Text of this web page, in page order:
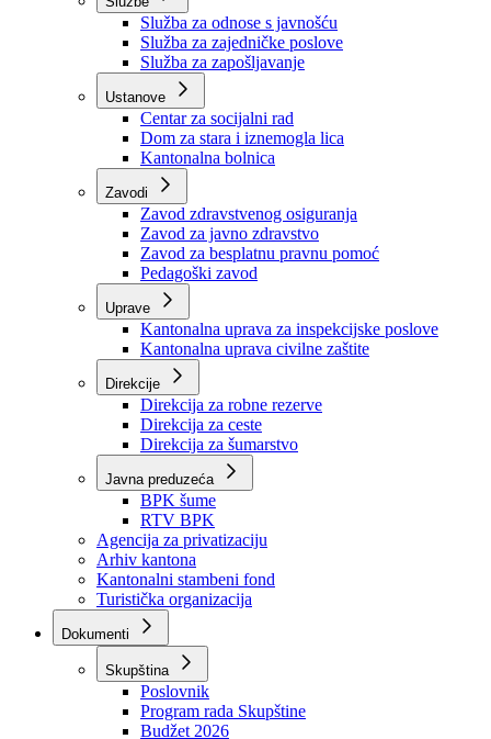
Organizacije
Službe
Služba za odnose s javnošću
Služba za zajedničke poslove
Služba za zapošljavanje
Ustanove
Centar za socijalni rad
Dom za stara i iznemogla lica
Kantonalna bolnica
Zavodi
Zavod zdravstvenog osiguranja
Zavod za javno zdravstvo
Zavod za besplatnu pravnu pomoć
Pedagoški zavod
Kantonalna uprava za inspekcijske poslove
Kantonalna uprava civilne zaštite
Direkcije
Direkcija za robne rezerve
Direkcija za ceste
Direkcija za šumarstvo
Javna preduzeća
BPK šume
RTV BPK
Agencija za privatizaciju
Arhiv kantona
Kantonalni stambeni fond
Turistička organizacija
Dokumenti
Skupština